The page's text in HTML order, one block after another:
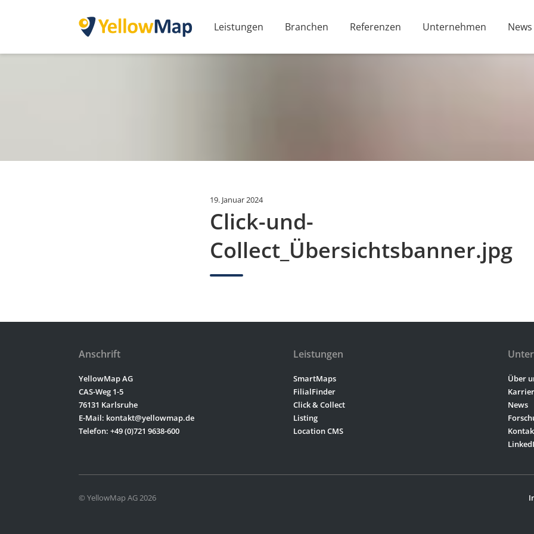
Leistungen Branchen Referenzen Unternehmen News
19. Januar 2024
Click-und-
Collect_Übersichtsbanner.jpg
Anschrift
YellowMap AG
CAS-Weg 1-5
76131 Karlsruhe
E-Mail: kontakt@yellowmap.de
Telefon: +49 (0)721 9638-600
Leistungen
SmartMaps
FilialFinder
Click & Collect
Listing
Location CMS
Über
News
© YellowMap AG 2026